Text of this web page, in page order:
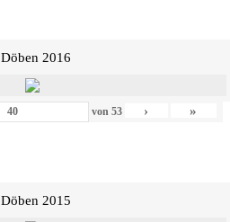
Döben 2016
von 53 › »
Döben 2015